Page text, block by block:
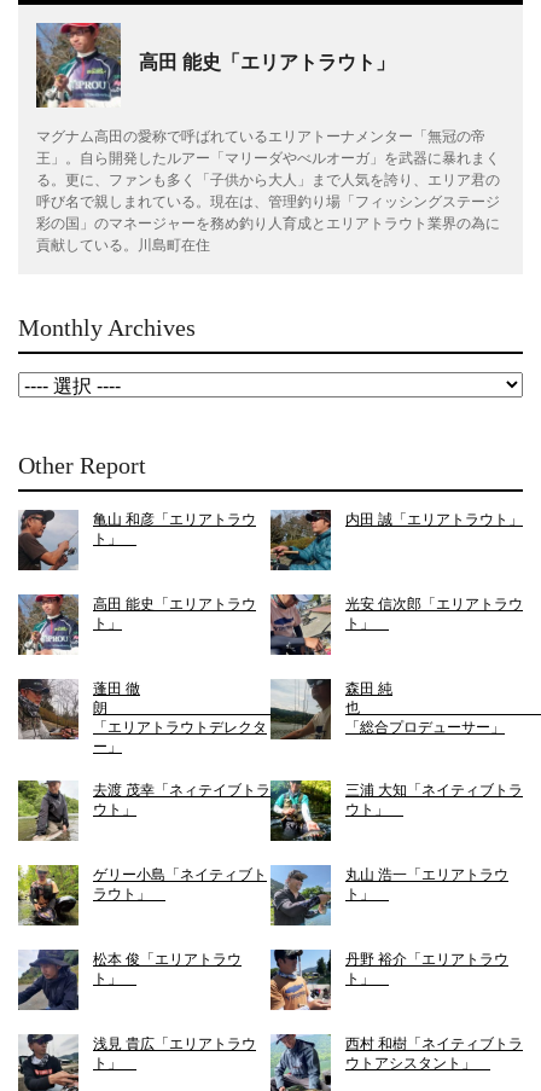
高田 能史「エリアトラウト」
マグナム高田の愛称で呼ばれているエリアトーナメンター「無冠の帝
王」。自ら開発したルアー「マリーダやべルオーガ」を武器に暴れまく
る。更に、ファンも多く「子供から大人」まで人気を誇り、エリア君の
呼び名で親しまれている。現在は、管理釣り場「フィッシングステージ
彩の国」のマネージャーを務め釣り人育成とエリアトラウト業界の為に
貢献している。川島町在住
Monthly Archives
Other Report
亀山 和彦「エリアトラウ
ト」
内田 誠「エリアトラウト」
高田 能史「エリアトラウ
ト」
光安 信次郎「エリアトラウ
ト」
蓬田 徹
朗
「エリアトラウトデレクタ
ー」
森田 純
「総合プロデューサー」
去渡 茂幸「ネィテイブトラ
ウト」
三浦 大知「ネイティブトラ
ウト」
ゲリー小島「ネイティブト
ラウト」
丸山 浩一「エリアトラウ
ト」
松本 俊「エリアトラウ
ト」
丹野 裕介「エリアトラウ
ト」
浅見 貴広「エリアトラウ
ト」
西村 和樹「ネイティブトラ
ウトアシスタント」